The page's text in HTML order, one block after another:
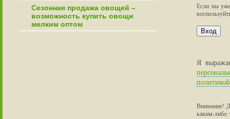
Сезонная продажа овощей –
возможность купить овощи
мелким оптом
Если вы
Я
Внимание!
каким-либо